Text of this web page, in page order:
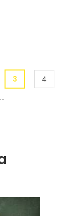
Jelenlegi
oldal
3 Page
4
…